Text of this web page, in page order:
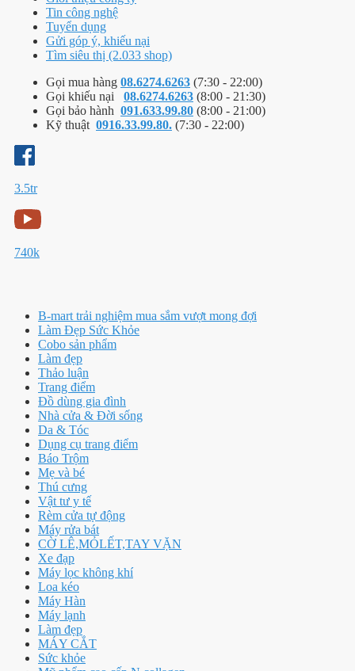
Tin công nghệ
Tuyển dụng
Gửi góp ý, khiếu nại
Tìm siêu thị (2.033 shop)
Gọi mua hàng 08.6274.6263 (7:30 - 22:00)
Gọi khiếu nại 08.6274.6263 (8:00 - 21:30)
Gọi bảo hành 091.633.99.80 (8:00 - 21:00)
Kỹ thuật 0916.33.99.80. (7:30 - 22:00)
3.5tr
740k
B-mart trải nghiệm mua sắm vượt mong đợi
Làm Đẹp Sức Khỏe
Cobo sản phẩm
Làm đẹp
Thảo luận
Trang điểm
Đồ dùng gia đình
Nhà cửa & Đời sống
Da & Tóc
Dụng cụ trang điểm
Báo Trộm
Mẹ và bé
Thú cưng
Vật tư y tế
Rèm cửa tự động
Máy rửa bát
CỜ LÊ,MỎLẾT,TAY VẶN
Xe đạp
Máy lọc không khí
Loa kéo
Máy Hàn
Máy lạnh
Làm đẹp
MÁY CẮT
Sức khỏe